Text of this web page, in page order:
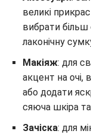
великі
вибрати більш
лаконічну
Макіяж: для
акцент на очі,
або додати
сяюча шкіра
Зачіска: для